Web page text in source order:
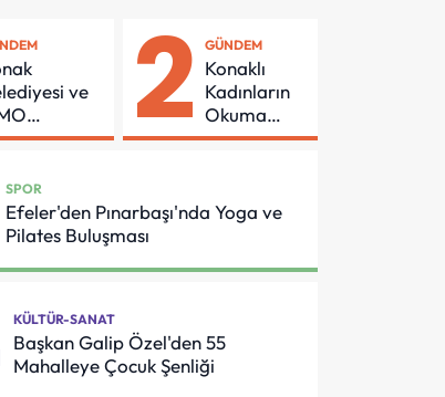
ve
İçin
2 GÜNDEM
Konaklı
Kadınların
Okuma
Azmi Örnek
SPOR
Efeler'den Pınarbaşı'nda Yoga ve
Pilates Buluşması
KÜLTÜR-SANAT
Başkan Galip Özel'den 55
Mahalleye Çocuk Şenliği